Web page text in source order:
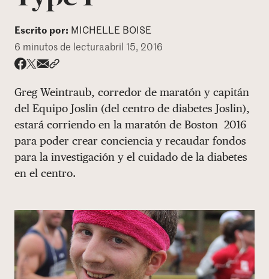
Quienes somos
Escrito por: MICHELLE BOISE
6 minutos de lecturaabril 15, 2016
Greg Weintraub, corredor de maratón y capitán
del Equipo Joslin (del centro de diabetes Joslin),
estará corriendo en la maratón de Boston 2016
para poder crear conciencia y recaudar fondos
para la investigación y el cuidado de la diabetes
en el centro.